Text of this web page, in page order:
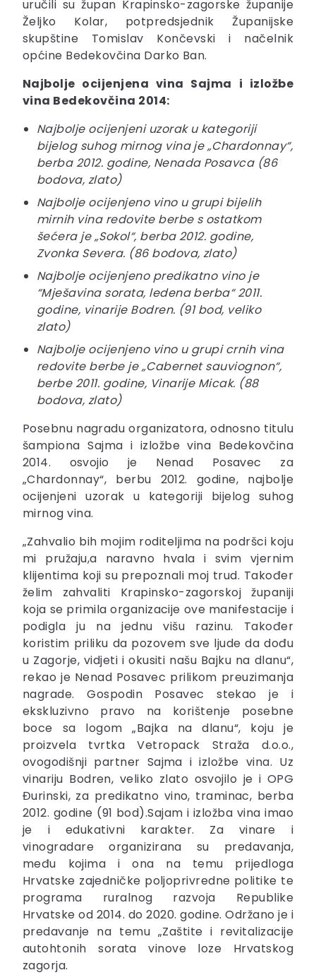
uručili su župan Krapinsko-zagorske županije
Željko Kolar, potpredsjednik Županijske
skupštine Tomislav Končevski i načelnik
općine Bedekovčina Darko Ban.
Najbolje ocijenjena vina Sajma i izložbe
vina Bedekovčina 2014:
Najbolje ocijenjeni uzorak u kategoriji
bijelog suhog mirnog vina je „Chardonnay“,
berba 2012. godine, Nenada Posavca (86
bodova, zlato)
Najbolje ocijenjeno vino u grupi bijelih
mirnih vina redovite berbe s ostatkom
šećera je „Sokol“, berba 2012. godine,
Zvonka Severa. (86 bodova, zlato)
Najbolje ocijenjeno predikatno vino je
“Mješavina sorata, ledena berba“ 2011.
godine, vinarije Bodren. (91 bod, veliko
zlato)
Najbolje ocijenjeno vino u grupi crnih vina
redovite berbe je „Cabernet sauviognon“,
berbe 2011. godine, Vinarije Micak. (88
bodova, zlato)
Posebnu nagradu organizatora, odnosno titulu
šampiona Sajma i izložbe vina Bedekovčina
2014. osvojio je Nenad Posavec za
„Chardonnay“, berbu 2012. godine, najbolje
ocijenjeni uzorak u kategoriji bijelog suhog
mirnog vina.
„Zahvalio bih mojim roditeljima na podršci koju
mi pružaju,a naravno hvala i svim vjernim
klijentima koji su prepoznali moj trud. Također
želim zahvaliti Krapinsko-zagorskoj županiji
koja se primila organizacije ove manifestacije i
podigla ju na jednu višu razinu. Također
koristim priliku da pozovem sve ljude da dođu
u Zagorje, vidjeti i okusiti našu Bajku na dlanu“,
rekao je Nenad Posavec prilikom preuzimanja
nagrade. Gospodin Posavec stekao je i
ekskluzivno pravo na korištenje posebne
boce sa logom „Bajka na dlanu“, koju je
proizvela tvrtka Vetropack Straža d.o.o.,
ovogodišnji partner Sajma i izložbe vina. Uz
vinariju Bodren, veliko zlato osvojilo je i OPG
Đurinski, za predikatno vino, traminac, berba
2012. godine (91 bod).Sajam i izložba vina imao
je i edukativni karakter. Za vinare i
vinogradare organizirana su predavanja,
među kojima i ona na temu prijedloga
Hrvatske zajedničke poljoprivredne politike te
programa ruralnog razvoja Republike
Hrvatske od 2014. do 2020. godine. Održano je i
predavanje na temu „Zaštite i revitalizacije
autohtonih sorata vinove loze Hrvatskog
zagorja.